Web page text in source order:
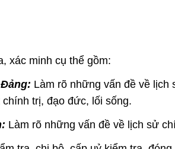
xác minh cụ thể gồm:
Làm rõ những vấn đề về
trị, đạo đức, lối sống.
Làm rõ những vấn đề về lịch sử